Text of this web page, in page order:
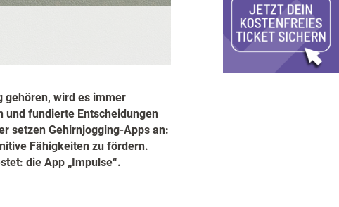
gehören, wird es immer
und fundierte Entscheidungen
setzen Gehirnjogging-Apps an:
Fähigkeiten zu fördern.
die App „Impulse“.